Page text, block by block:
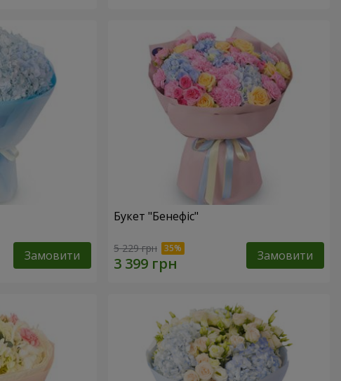
Замовити
Букет "Бенефіс"
5 229 грн Замовити